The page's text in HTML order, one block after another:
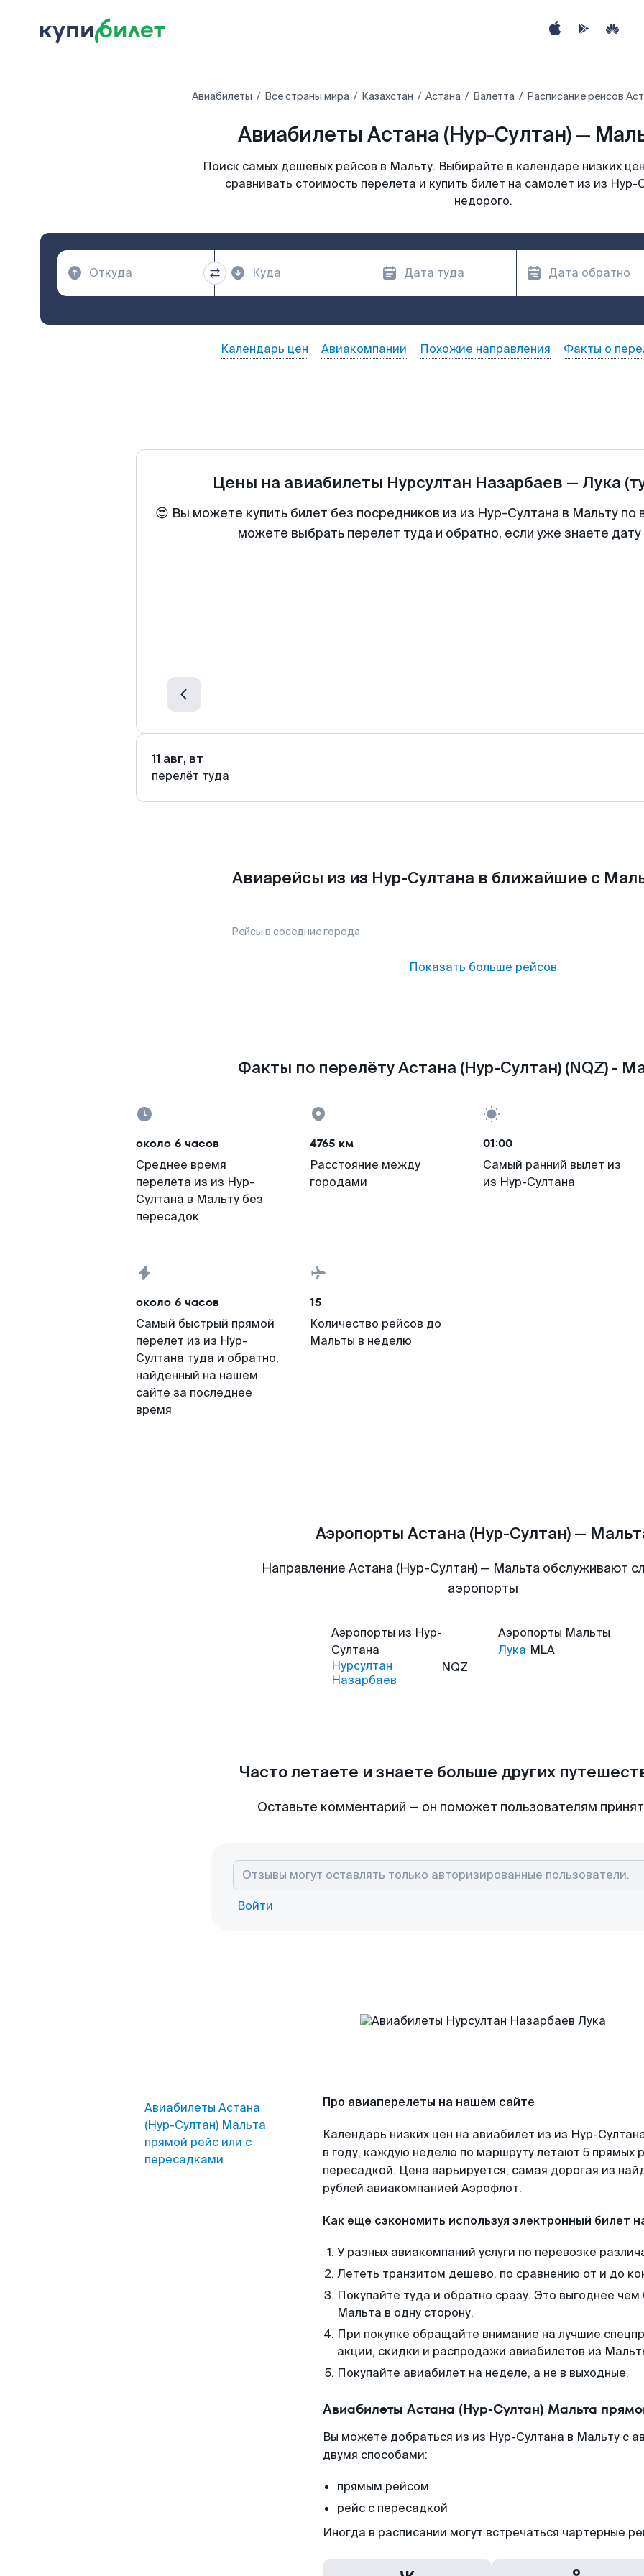
Авиабилеты Все страны мира Казахстан Астана Валетта Расписание рейсов
Авиабилеты Астана (Нур-Султан) —
Поиск самых дешевых рейсов в Мальту. Выбирайте в календаре низких
сравнивать стоимость перелета и купить билет на самолет из из Нур-
недорого.
Календарь цен Авиакомпании Похожие направления Факты о
Цены на авиабилеты Нурсултан Назарбаев — Лука
😍 Вы можете купить билет без посредников из из Нур-Султана в Мальту по
можете выбрать перелет туда и обратно, если уже знаете
11 авг, вт
перелёт туда
Авиарейсы из из Нур-Султана в ближайшие с
Рейсы в соседние города
Показать больше рейсов
Факты по перелёту Астана (Нур-Султан) (NQZ) -
около 6 часов
Среднее время
перелета из из Нур-
Султана в Мальту без
пересадок
4765 км
Расстояние между
городами
01:00
Самый ранний вылет из
из Нур-Султана
около 6 часов
Самый быстрый прямой
перелет из из Нур-
Султана туда и обратно,
найденный на нашем
сайте за последнее
время
15
Количество рейсов до
Мальты в неделю
Аэропорты Астана (Нур-Султан) —
Направление Астана (Нур-Султан) — Мальта обслуживают
аэропорты
Аэропорты из Нур-
Султана
Нурсултан
Назарбаев
NQZ
Аэропорты Мальты
Лука MLA
Часто летаете и знаете больше других
Оставьте комментарий — он поможет пользователям
Войти
Авиабилеты Астана
(Нур-Султан) Мальта
прямой рейс или с
пересадками
Про авиаперелеты на нашем сайте
Календарь низких цен на авиабилет из из Нур-
в году, каждую неделю по маршруту летают 5 прямых
пересадкой. Цена варьируется, самая дорогая из
рублей авиакомпанией Аэрофлот.
Как еще сэкономить используя электронный билет
У разных авиакомпаний услуги по перевозке
Лететь транзитом дешево, по сравнению от и до
Покупайте туда и обратно сразу. Это выгоднее
Мальта в одну сторону.
При покупке обращайте внимание на лучшие
акции, скидки и распродажи авиабилетов из
Покупайте авиабилет на неделе, а не в выходные.
Авиабилеты Астана (Нур-Султан) Мальта
Вы можете добраться из из Нур-Султана в Мальту с
двумя способами:
прямым рейсом
рейс с пересадкой
Иногда в расписании могут встречаться чартерные